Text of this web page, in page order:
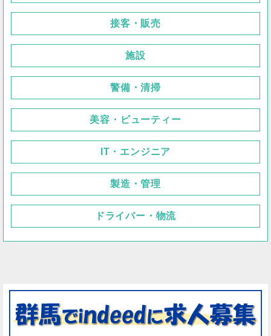
接客・販売
施設
警備・清掃
美容・ビューティー
IT・エンジニア
製造・管理
ドライバー・物流